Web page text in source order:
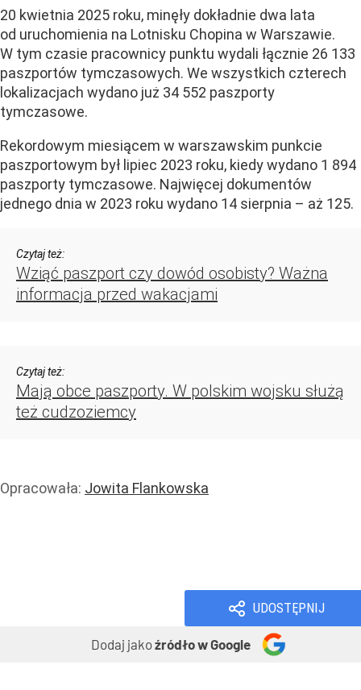
20 kwietnia 2025 roku, minęły dokładnie dwa lata
od uruchomienia na Lotnisku Chopina w Warszawie.
W tym czasie pracownicy punktu wydali łącznie 26 133
paszportów tymczasowych. We wszystkich czterech
lokalizacjach wydano już 34 552 paszporty
tymczasowe.
Rekordowym miesiącem w warszawskim punkcie
paszportowym był lipiec 2023 roku, kiedy wydano 1 894
paszporty tymczasowe. Najwięcej dokumentów
jednego dnia w 2023 roku wydano 14 sierpnia – aż 125.
Czytaj też:
Wziąć paszport czy dowód osobisty? Ważna
informacja przed wakacjami
Czytaj też:
Mają obce paszporty. W polskim wojsku służą
też cudzoziemcy
Opracowała: Jowita Flankowska
UDOSTĘPNIJ
Dodaj jakoźródło w Google